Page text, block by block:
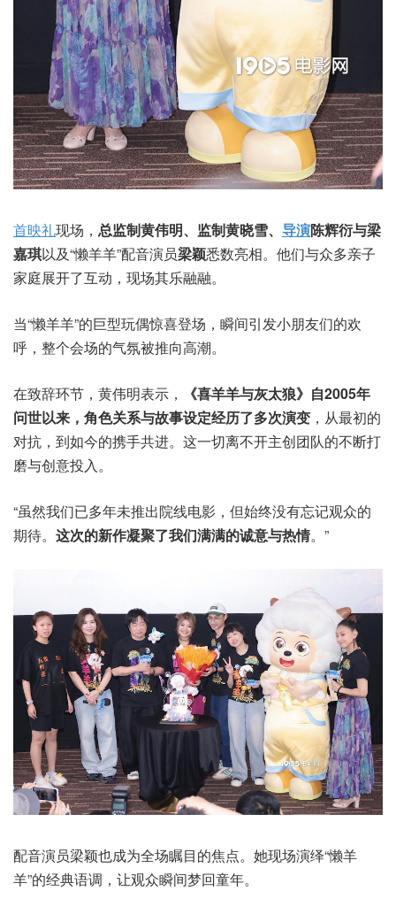
首映礼现场， 总监制黄伟明、监制黄晓雪、 导演陈辉衍与梁
嘉琪以及“懒羊羊”配音演员梁颖悉数亮相。他们与众多亲子
家庭展开了互动，现场其乐融融。
当“懒羊羊”的巨型玩偶惊喜登场，瞬间引发小朋友们的欢
呼，整个会场的气氛被推向高潮。
在致辞环节，黄伟明表示，
《喜羊羊与灰太狼》自2005年
问世以来，角色关系与故事设定经历了多次演变 ，从最初的
对抗，到如今的携手共进。这一切离不开主创团队的不断打
磨与创意投入。
“虽然我们已多年未推出院线电影，但始终没有忘记观众的
期待。 这次的新作凝聚了我们满满的诚意与热情。”
配音演员梁颖也成为全场瞩目的焦点。她现场演绎“懒羊
羊”的经典语调，让观众瞬间梦回童年。